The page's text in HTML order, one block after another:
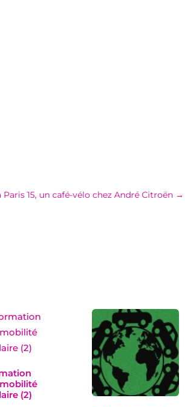
Paris 15, un café-vélo chez André Citroën →
(2)